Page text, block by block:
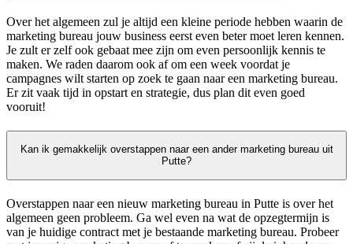
Over het algemeen zul je altijd een kleine periode hebben waarin de
marketing bureau jouw business eerst even beter moet leren kennen.
Je zult er zelf ook gebaat mee zijn om even persoonlijk kennis te
maken. We raden daarom ook af om een week voordat je
campagnes wilt starten op zoek te gaan naar een marketing bureau.
Er zit vaak tijd in opstart en strategie, dus plan dit even goed
vooruit!
Kan ik gemakkelijk overstappen naar een ander marketing bureau uit
Putte?
Overstappen naar een nieuw marketing bureau in Putte is over het
algemeen geen probleem. Ga wel even na wat de opzegtermijn is
van je huidige contract met je bestaande marketing bureau. Probeer